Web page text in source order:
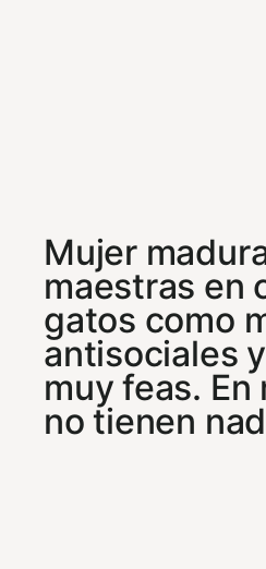
Mujer
maestras en
gatos como
antisociales
muy feas.
no tienen